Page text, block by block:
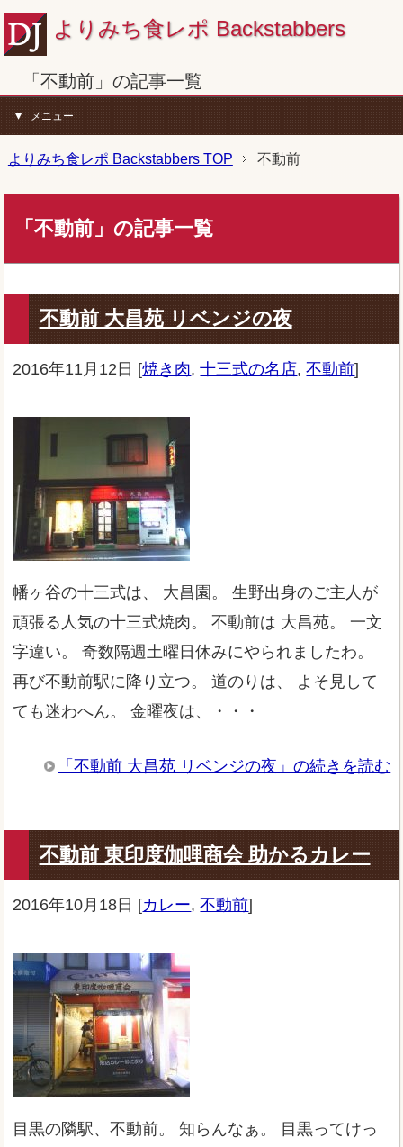
よりみち食レポ Backstabbers
「不動前」の記事一覧
メニュー
よりみち食レポ Backstabbers TOP 不動前
「不動前」の記事一覧
不動前 大昌苑 リベンジの夜
2016年11月12日 [焼き肉,十三式の名店,不動前]
幡ヶ谷の十三式は、 大昌園。 生野出身のご主人が
頑張る人気の十三式焼肉。 不動前は 大昌苑。 一文
字違い。 奇数隔週土曜日休みにやられましたわ。
再び不動前駅に降り立つ。 道のりは、 よそ見して
ても迷わへん。 金曜夜は、・・・
「不動前 大昌苑 リベンジの夜」の続きを読む
不動前 東印度伽哩商会 助かるカレー
2016年10月18日 [カレー,不動前]
目黒の隣駅、不動前。 知らんなぁ。 目黒ってけっ